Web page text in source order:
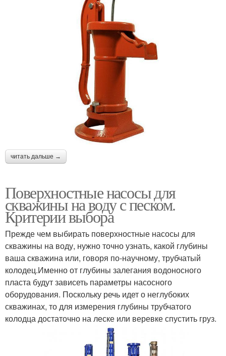
читать дальше →
Поверхностные насосы для
скважины на воду с песком.
Критерии выбора
Прежде чем выбирать поверхностные насосы для
скважины на воду, нужно точно узнать, какой глубины
ваша скважина или, говоря по-научному, трубчатый
колодец.Именно от глубины залегания водоносного
пласта будут зависеть параметры насосного
оборудования. Поскольку речь идет о неглубоких
скважинах, то для измерения глубины трубчатого
колодца достаточно на леске или веревке спустить груз.